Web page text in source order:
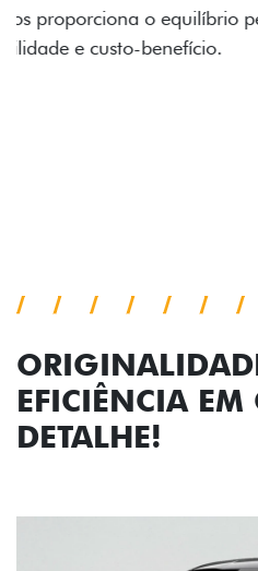
As rodas de liga leve com
acabamento diamantado
EFICIÊNCIA EM
DETALHE!